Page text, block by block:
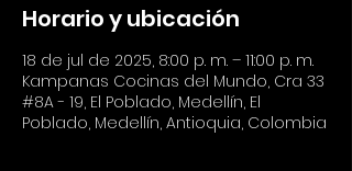
Horario y ubicación
18 de jul de 2025, 8:00 p. m. – 11:00 p. m.
Kampanas Cocinas del Mundo, Cra 33
#8A - 19, El Poblado, Medellín, El
Poblado, Medellín, Antioquia, Colombia